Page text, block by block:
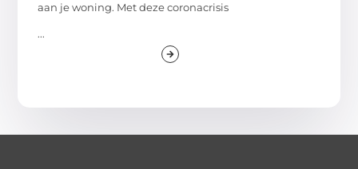
aan je woning. Met deze coronacrisis
...